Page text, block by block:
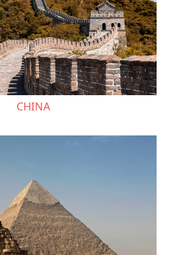
CHINA